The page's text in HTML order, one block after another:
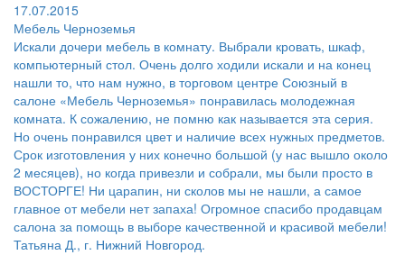
17.07.2015
Мебель Черноземья
Искали дочери мебель в комнату. Выбрали кровать, шкаф,
компьютерный стол. Очень долго ходили искали и на конец
нашли то, что нам нужно, в торговом центре Союзный в
салоне «Мебель Черноземья» понравилась молодежная
комната. К сожалению, не помню как называется эта серия.
Но очень понравился цвет и наличие всех нужных предметов.
Срок изготовления у них конечно большой (у нас вышло около
2 месяцев), но когда привезли и собрали, мы были просто в
ВОСТОРГЕ! Ни царапин, ни сколов мы не нашли, а самое
главное от мебели нет запаха! Огромное спасибо продавцам
салона за помощь в выборе качественной и красивой мебели!
Татьяна Д., г. Нижний Новгород.